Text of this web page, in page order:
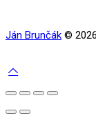
Ján Brunčák ©